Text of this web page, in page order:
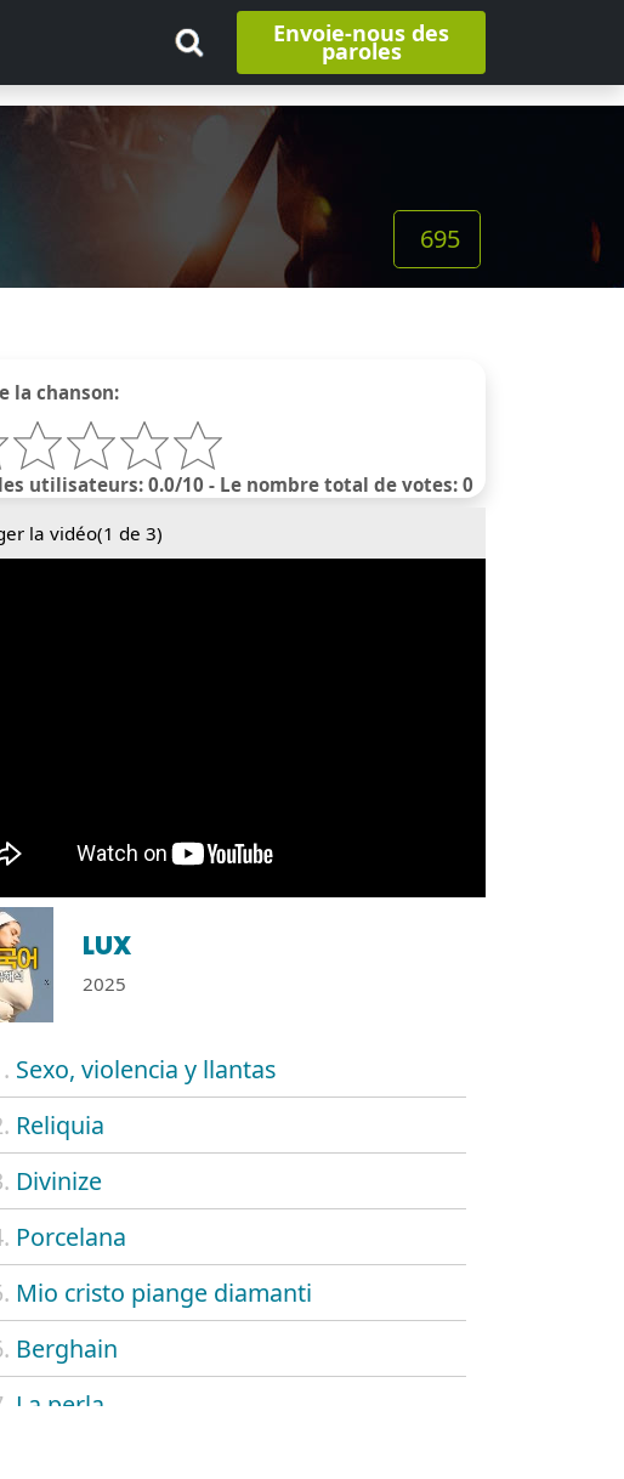
Envoie-nous des
paroles
695
la chanson:
utilisateurs: 0.0/10 - Le nombre total de votes: 0
la vidéo(1 de 3)
LUX
2025
Sexo, violencia y llantas
Reliquia
Divinize
Porcelana
Mio cristo piange diamanti
Berghain
La perla